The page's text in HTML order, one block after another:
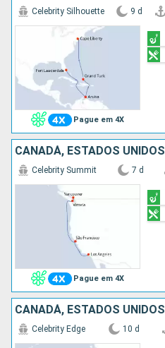
Pague em 4X
Celebrity Silhouette 9 d
CANADÁ, ESTADOS UNIDOS
Pague em 4X
Celebrity Summit 7 d
CANADÁ, ESTADOS UNIDOS
Celebrity Edge 10 d